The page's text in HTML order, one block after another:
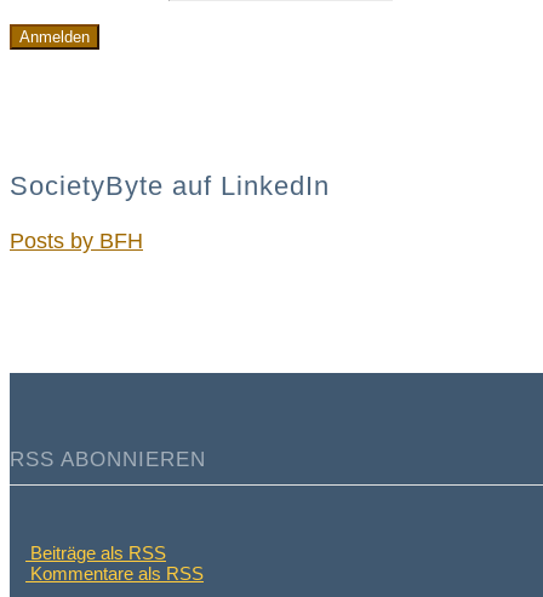
SocietyByte auf LinkedIn
Posts by BFH
RSS ABONNIEREN
Beiträge als RSS
Kommentare als RSS